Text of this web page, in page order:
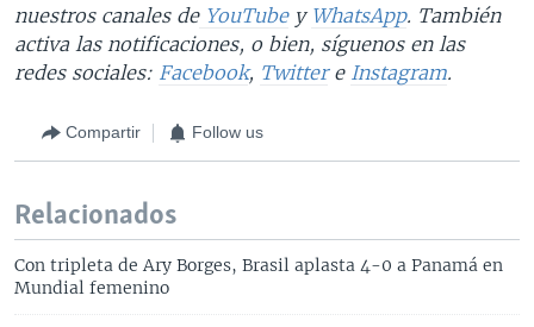
nuestros canales deYouTubey WhatsApp. También
activa las notificaciones, o bien, síguenos en las
redes sociales: Facebook, Twittere Instagram.
Compartir Follow us
Relacionados
Con tripleta de Ary Borges, Brasil aplasta 4-0 a Panamá en
Mundial femenino